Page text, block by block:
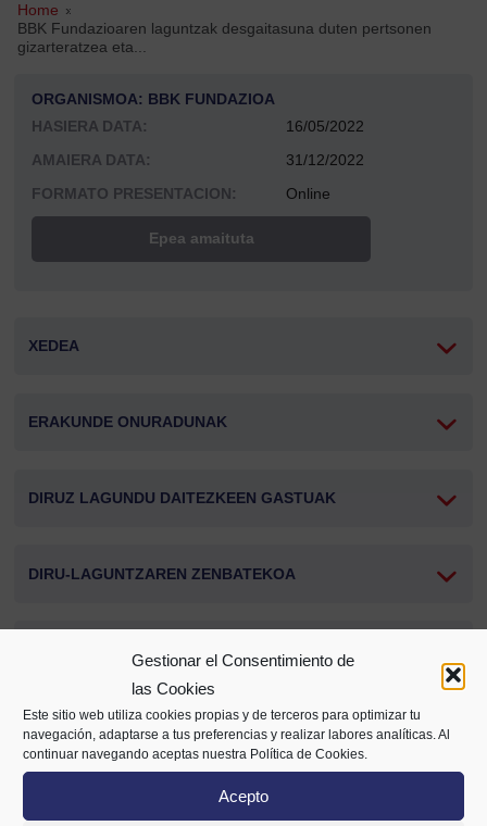
Gestionar el Consentimiento de
las Cookies
Este sitio web utiliza cookies propias y de terceros para optimizar tu
navegación, adaptarse a tus preferencias y realizar labores analíticas. Al
continuar navegando aceptas nuestra Política de Cookies.
Acepto
Home »
BBK Fundazioaren laguntzak desgaitasuna duten pertsonen
gizarteratzea eta...
ORGANISMOA: BBK FUNDAZIOA
HASIERA DATA:
16/05/2022
AMAIERA DATA:
31/12/2022
FORMATO PRESENTACION:
Online
Epea amaituta
XEDEA
ERAKUNDE ONURADUNAK
DIRUZ LAGUNDU DAITEZKEEN GASTUAK
DIRU-LAGUNTZAREN ZENBATEKOA
ESKABIDEAK AURKEZTEA